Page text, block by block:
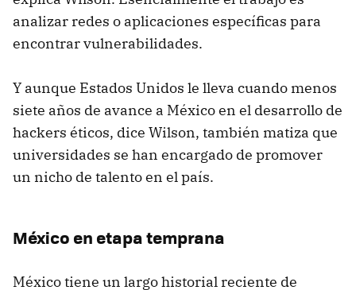
analizar redes o aplicaciones específicas para
encontrar vulnerabilidades.
Y aunque Estados Unidos le lleva cuando menos
siete años de avance a México en el desarrollo de
hackers éticos, dice Wilson, también matiza que
universidades se han encargado de promover
un nicho de talento en el país.
México en etapa temprana
México tiene un largo historial reciente de